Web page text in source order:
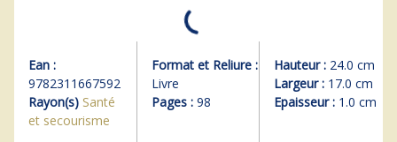
Ean :
9782311667592
Rayon(s) Santé
et secourisme
Format et Reliure :
Livre
Pages :98
Hauteur : 24.0 cm
Largeur : 17.0 cm
Epaisseur : 1.0 cm